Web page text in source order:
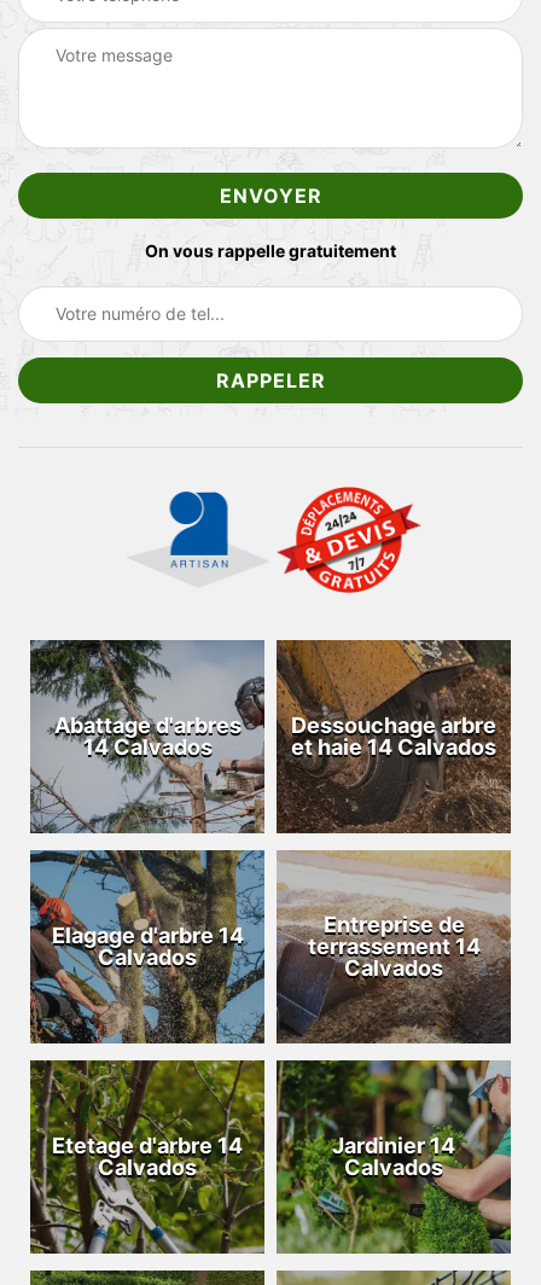
On vous rappelle gratuitement
Abattage d'arbres
14 Calvados
Dessouchage arbre
et haie 14 Calvados
Elagage d'arbre 14
Calvados
Entreprise de
terrassement 14
Calvados
Etetage d'arbre 14
Calvados
Jardinier 14
Calvados